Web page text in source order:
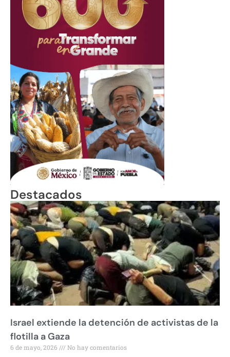
Destacados
Israel extiende la detención de activistas de la
flotilla a Gaza
6 de mayo, 2026 No hay comentarios